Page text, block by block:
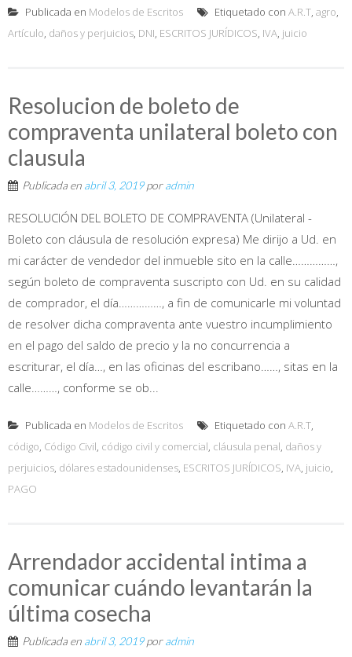
Publicada en Modelos de Escritos Etiquetado con A.R.T, agro,
Artículo, daños y perjuicios, DNI, ESCRITOS JURÍDICOS, IVA, juicio
Resolucion de boleto de
compraventa unilateral boleto con
clausula
Publicada en abril 3, 2019poradmin
RESOLUCIÓN DEL BOLETO DE COMPRAVENTA (Unilateral -
Boleto con cláusula de resolución expresa) Me dirijo a Ud. en
mi carácter de vendedor del inmueble sito en la calle……………,
según boleto de compraventa suscripto con Ud. en su calidad
de comprador, el día……………, a fin de comunicarle mi voluntad
de resolver dicha compraventa ante vuestro incumplimiento
en el pago del saldo de precio y la no concurrencia a
escriturar, el día…, en las oficinas del escribano……, sitas en la
calle………, conforme se ob...
Publicada en Modelos de Escritos Etiquetado con A.R.T,
código, Código Civil, código civil y comercial, cláusula penal, daños y
perjuicios, dólares estadounidenses, ESCRITOS JURÍDICOS, IVA, juicio,
PAGO
Arrendador accidental intima a
comunicar cuándo levantarán la
última cosecha
Publicada en abril 3, 2019poradmin